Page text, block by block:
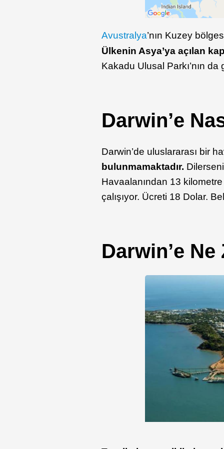
Avustralya’nın Kuzey
Ülkenin Asya’ya açılan
Kakadu Ulusal Parkı’nın da
Darwin’e
Darwin’de uluslararası bir
bulunmamaktadır.
Havaalanından 13
çalışıyor. Ücreti 18 Dolar.
Darwin’e